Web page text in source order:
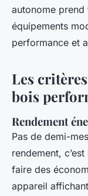
autonome prend
équipements
performance et
Les
bois
Rendement
Pas de demi-
rendement,
faire des
appareil